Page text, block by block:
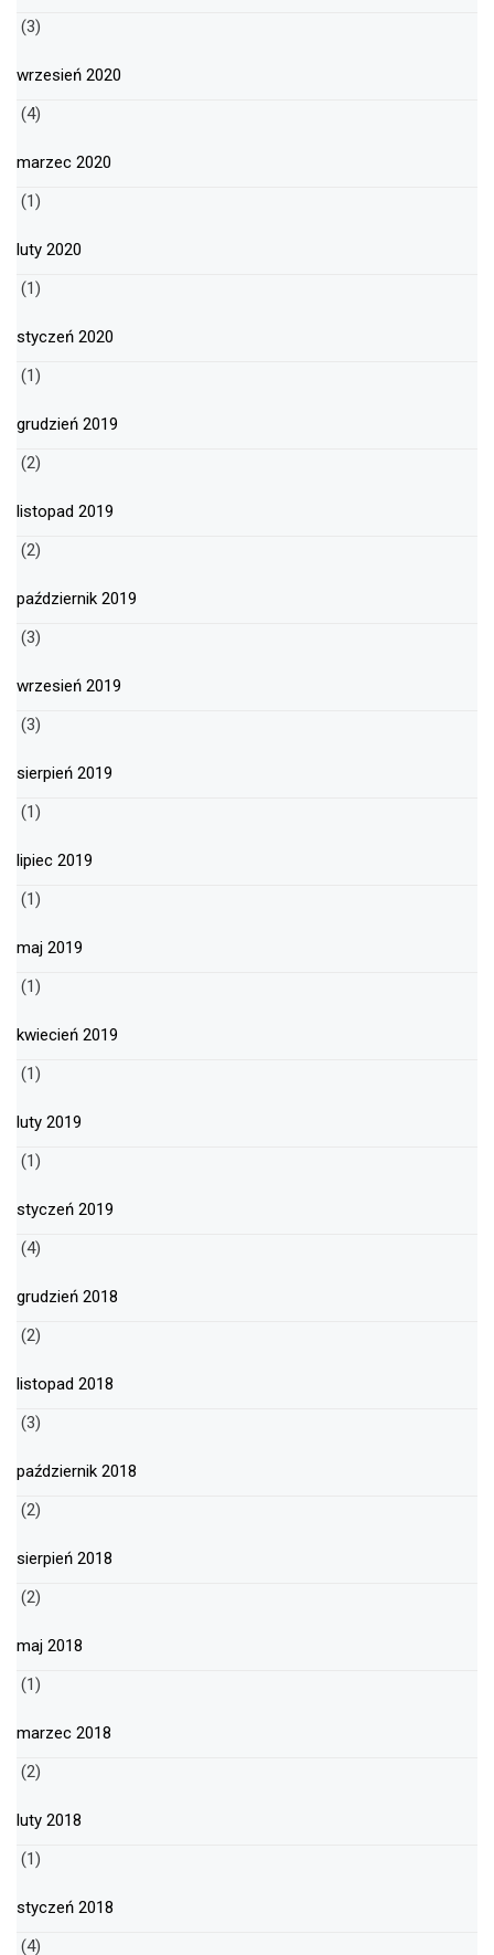
(3)
wrzesień 2020
(4)
marzec 2020
(1)
luty 2020
(1)
styczeń 2020
(1)
grudzień 2019
(2)
listopad 2019
(2)
październik 2019
(3)
wrzesień 2019
(3)
sierpień 2019
(1)
lipiec 2019
(1)
maj 2019
(1)
kwiecień 2019
(1)
luty 2019
(1)
styczeń 2019
(4)
grudzień 2018
(2)
listopad 2018
(3)
październik 2018
(2)
sierpień 2018
(2)
maj 2018
(1)
marzec 2018
(2)
luty 2018
(1)
styczeń 2018
(4)